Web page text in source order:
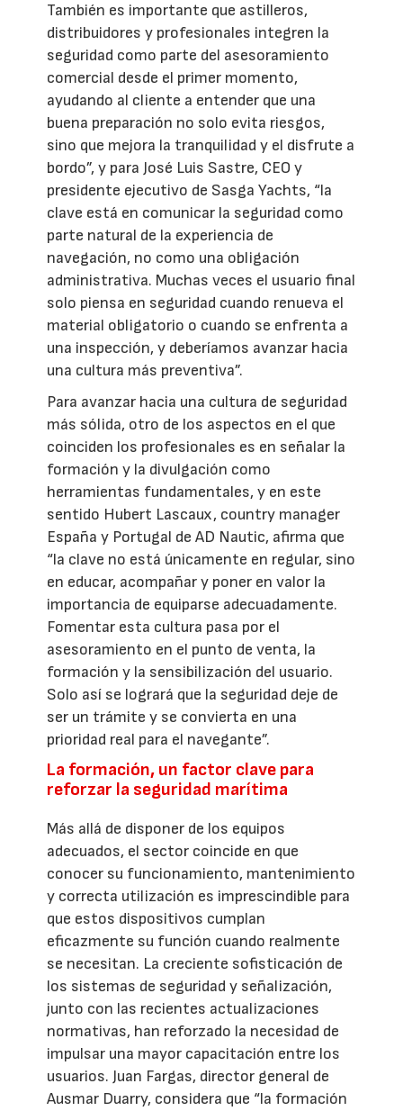
También es importante que astilleros,
distribuidores y profesionales integren la
seguridad como parte del asesoramiento
comercial desde el primer momento,
ayudando al cliente a entender que una
buena preparación no solo evita riesgos,
sino que mejora la tranquilidad y el disfrute a
bordo”, y para José Luis Sastre, CEO y
presidente ejecutivo de Sasga Yachts, “la
clave está en comunicar la seguridad como
parte natural de la experiencia de
navegación, no como una obligación
administrativa. Muchas veces el usuario final
solo piensa en seguridad cuando renueva el
material obligatorio o cuando se enfrenta a
una inspección, y deberíamos avanzar hacia
una cultura más preventiva”.
Para avanzar hacia una cultura de seguridad
más sólida, otro de los aspectos en el que
coinciden los profesionales es en señalar la
formación y la divulgación como
herramientas fundamentales, y en este
sentido Hubert Lascaux, country manager
España y Portugal de AD Nautic, afirma que
“la clave no está únicamente en regular, sino
en educar, acompañar y poner en valor la
importancia de equiparse adecuadamente.
Fomentar esta cultura pasa por el
asesoramiento en el punto de venta, la
formación y la sensibilización del usuario.
Solo así se logrará que la seguridad deje de
ser un trámite y se convierta en una
prioridad real para el navegante”.
La formación, un factor clave para
reforzar la seguridad marítima
Más allá de disponer de los equipos
adecuados, el sector coincide en que
conocer su funcionamiento, mantenimiento
y correcta utilización es imprescindible para
que estos dispositivos cumplan
eficazmente su función cuando realmente
se necesitan. La creciente sofisticación de
los sistemas de seguridad y señalización,
junto con las recientes actualizaciones
normativas, han reforzado la necesidad de
impulsar una mayor capacitación entre los
usuarios. Juan Fargas, director general de
Ausmar Duarry, considera que “la formación